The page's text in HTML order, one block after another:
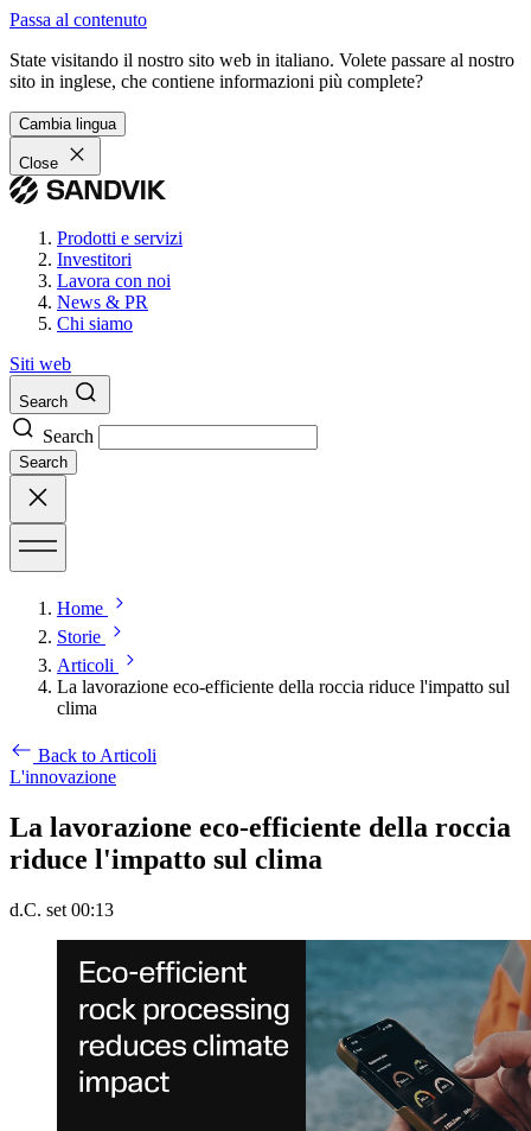
Passa al contenuto
State visitando il nostro sito web in italiano. Volete passare al nostro
sito in inglese, che contiene informazioni più complete?
Cambia lingua
Close
Prodotti e servizi
Investitori
Lavora con noi
News & PR
Chi siamo
Siti web
Search
Search
Search
Home
Storie
Articoli
La lavorazione eco-efficiente della roccia riduce l'impatto sul
clima
Back to Articoli
L'innovazione
La lavorazione eco-efficiente della roccia
riduce l'impatto sul clima
d.C. set 00:13